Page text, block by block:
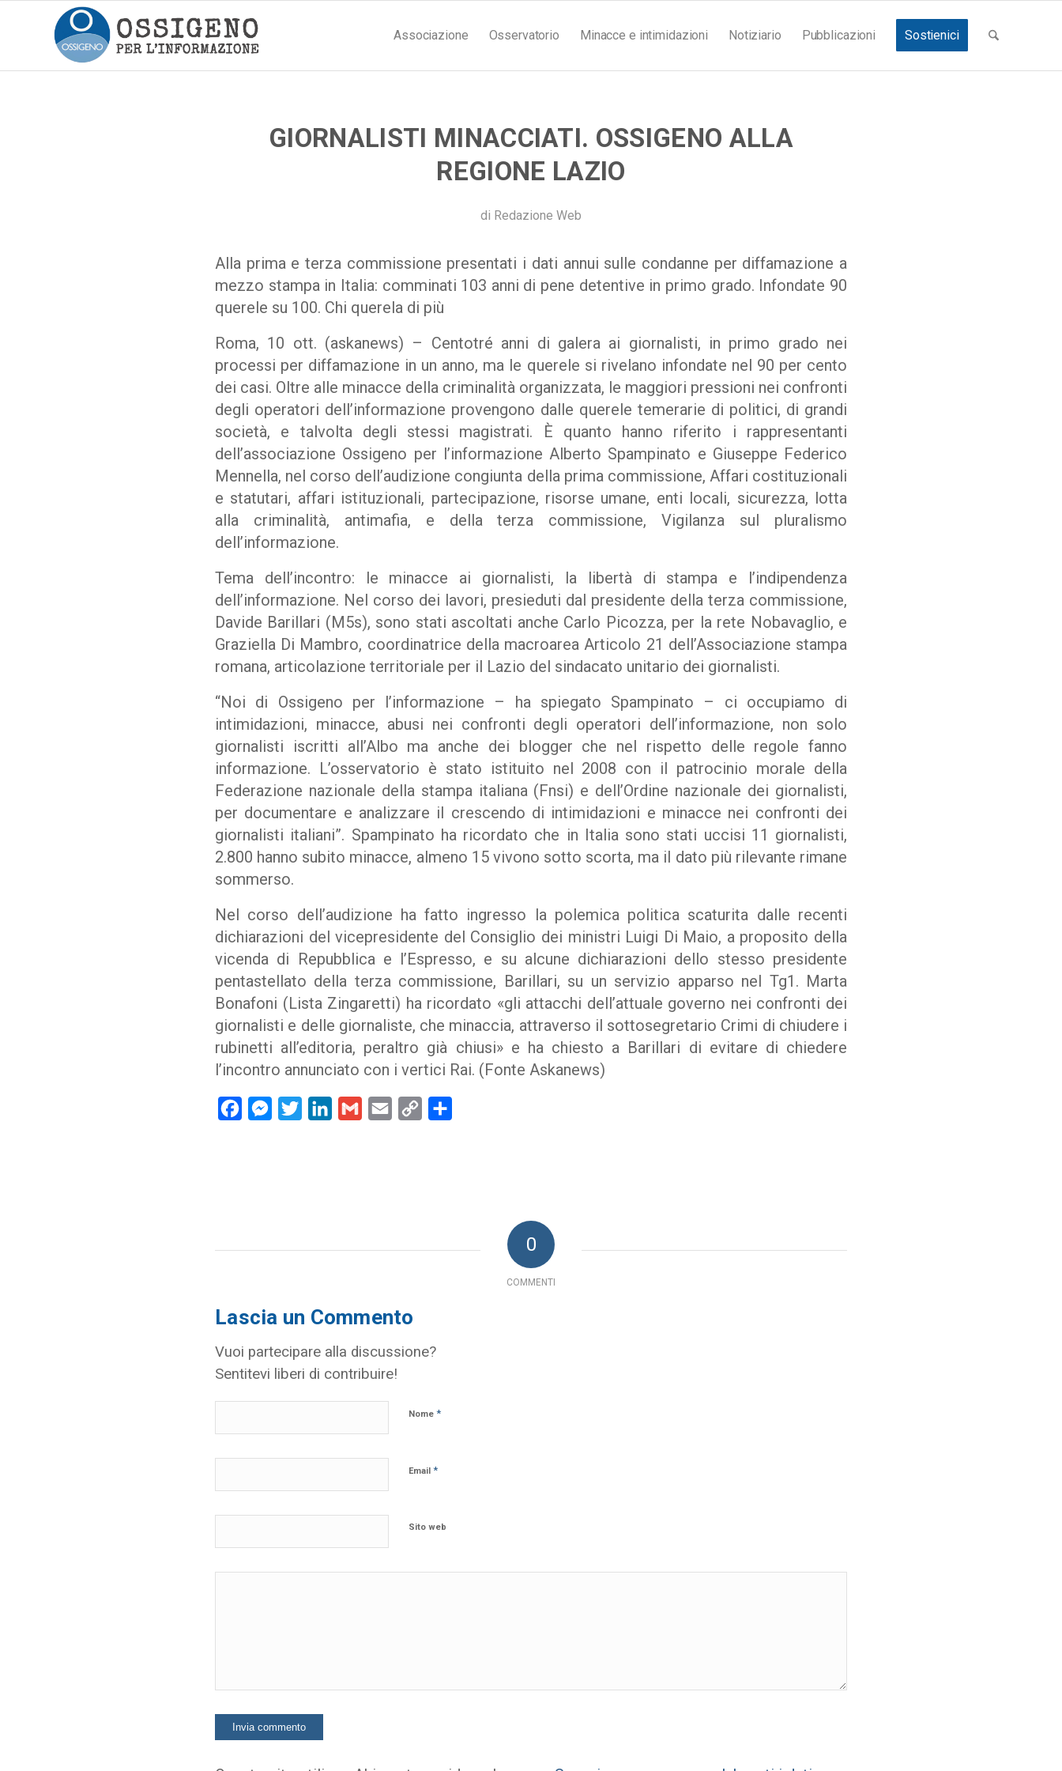
Associazione Osservatorio Minacce e intimidazioni Notiziario Pubblicazioni Sostienici
GIORNALISTI MINACCIATI. OSSIGENO ALLA
REGIONE LAZIO
di Redazione Web
Alla prima e terza commissione presentati i dati annui sulle condanne per diffamazione a
mezzo stampa in Italia: comminati 103 anni di pene detentive in primo grado. Infondate 90
querele su 100. Chi querela di più
Roma, 10 ott. (askanews) – Centotré anni di galera ai giornalisti, in primo grado nei
processi per diffamazione in un anno, ma le querele si rivelano infondate nel 90 per cento
dei casi. Oltre alle minacce della criminalità organizzata, le maggiori pressioni nei confronti
degli operatori dell’informazione provengono dalle querele temerarie di politici, di grandi
società, e talvolta degli stessi magistrati. È quanto hanno riferito i rappresentanti
dell’associazione Ossigeno per l’informazione Alberto Spampinato e Giuseppe Federico
Mennella, nel corso dell’audizione congiunta della prima commissione, Affari costituzionali
e statutari, affari istituzionali, partecipazione, risorse umane, enti locali, sicurezza, lotta
alla criminalità, antimafia, e della terza commissione, Vigilanza sul pluralismo
dell’informazione.
Tema dell’incontro: le minacce ai giornalisti, la libertà di stampa e l’indipendenza
dell’informazione. Nel corso dei lavori, presieduti dal presidente della terza commissione,
Davide Barillari (M5s), sono stati ascoltati anche Carlo Picozza, per la rete Nobavaglio, e
Graziella Di Mambro, coordinatrice della macroarea Articolo 21 dell’Associazione stampa
romana, articolazione territoriale per il Lazio del sindacato unitario dei giornalisti.
“Noi di Ossigeno per l’informazione – ha spiegato Spampinato – ci occupiamo di
intimidazioni, minacce, abusi nei confronti degli operatori dell’informazione, non solo
giornalisti iscritti all’Albo ma anche dei blogger che nel rispetto delle regole fanno
informazione. L’osservatorio è stato istituito nel 2008 con il patrocinio morale della
Federazione nazionale della stampa italiana (Fnsi) e dell’Ordine nazionale dei giornalisti,
per documentare e analizzare il crescendo di intimidazioni e minacce nei confronti dei
giornalisti italiani”. Spampinato ha ricordato che in Italia sono stati uccisi 11 giornalisti,
2.800 hanno subito minacce, almeno 15 vivono sotto scorta, ma il dato più rilevante rimane
sommerso.
Nel corso dell’audizione ha fatto ingresso la polemica politica scaturita dalle recenti
dichiarazioni del vicepresidente del Consiglio dei ministri Luigi Di Maio, a proposito della
vicenda di Repubblica e l’Espresso, e su alcune dichiarazioni dello stesso presidente
pentastellato della terza commissione, Barillari, su un servizio apparso nel Tg1. Marta
Bonafoni (Lista Zingaretti) ha ricordato «gli attacchi dell’attuale governo nei confronti dei
giornalisti e delle giornaliste, che minaccia, attraverso il sottosegretario Crimi di chiudere i
rubinetti all’editoria, peraltro già chiusi» e ha chiesto a Barillari di evitare di chiedere
l’incontro annunciato con i vertici Rai. (Fonte Askanews)
FacebookMessenger
Twitter LinkedInGmail Email
Copy
0
COMMENTI
Lascia un Commento
Vuoi partecipare alla discussione?
Sentitevi liberi di contribuire!
Nome *
Email *
Sito web